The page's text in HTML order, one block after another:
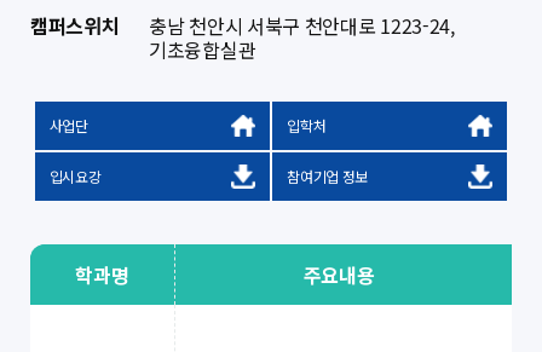
캠퍼스위치
충남 천안시 서북구 천안대로 1223-24,
기초융합실관
사업단 입학처
입시요강 참여기업 정보
학과명 주요내용